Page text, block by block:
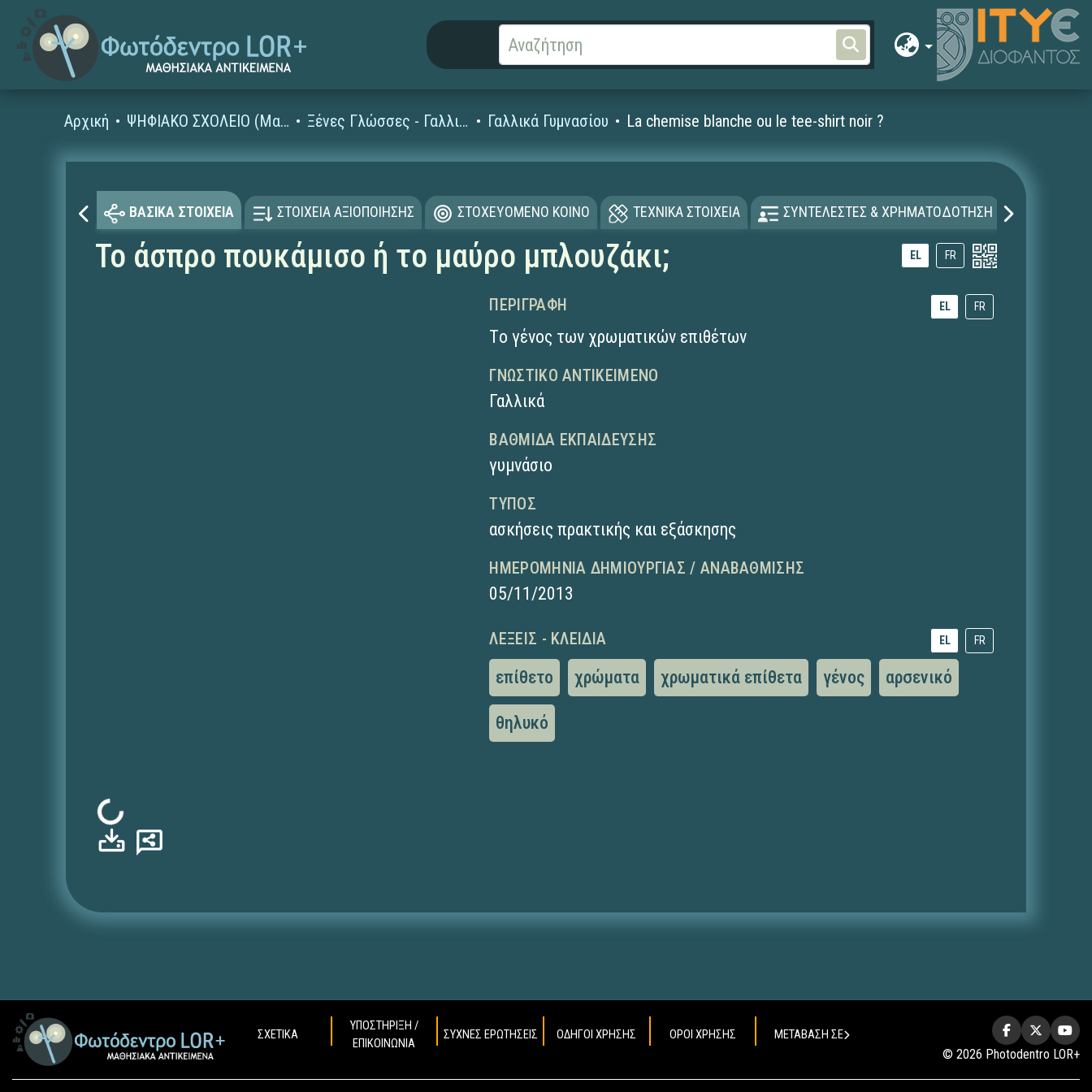
Αρχική ΨΗΦΙΑΚΟ ΣΧΟΛΕΙΟ (Μαθησιακά Αντικείμενα) Ξένες Γλώσσες - Γαλλικά Γαλλικά Γυμνασίου La chemise blanche ou le tee-shirt noir ?
ΒΑΣΙΚΑ ΣΤΟΙΧΕΙΑ ΣΤΟΙΧΕΙΑ ΑΞΙΟΠΟΙΗΣΗΣ ΣΤΟΧΕΥΟΜΕΝΟ ΚΟΙΝΟ ΤΕΧΝΙΚΑ ΣΤΟΙΧΕΙΑ ΣΥΝΤΕΛΕΣΤΕΣ & ΧΡΗΜΑΤΟΔΟΤΗΣΗ
Το άσπρο πουκάμισο ή το μαύρο μπλουζάκι; EL FR
Φόρτωση...
ΠΕΡΙΓΡΑΦΉ EL FR
Tο γένος των χρωματικών επιθέτων
ΓΝΩΣΤΙΚΌ ΑΝΤΙΚΕΊΜΕΝΟ
Γαλλικά
ΒΑΘΜΊΔΑ ΕΚΠΑΊΔΕΥΣΗΣ
γυμνάσιο
ΤΎΠΟΣ
ασκήσεις πρακτικής και εξάσκησης
ΗΜΕΡΟΜΗΝΊΑ ΔΗΜΙΟΥΡΓΊΑΣ / ΑΝΑΒΆΘΜΙΣΗΣ
05/11/2013
ΛΈΞΕΙΣ - ΚΛΕΙΔΙΆ EL FR
επίθετο χρώματα χρωματικά επίθετα γένος αρσενικό
θηλυκό
ΣΧΕΤΙΚΑ
ΥΠΟΣΤΗΡΙΞΗ /
ΕΠΙΚΟΙΝΩΝΙΑ
ΣΥΧΝΕΣ ΕΡΩΤΗΣΕΙΣ ΟΔΗΓΟΙ ΧΡΗΣΗΣ ΟΡΟΙ ΧΡΗΣΗΣ ΜΕΤΑΒΑΣΗ ΣΕ
© 2026 Photodentro LOR+